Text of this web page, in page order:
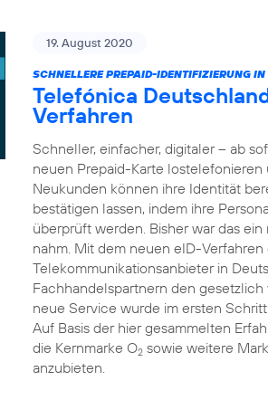
19. August 2020
SCHNELLERE PREPAID-IDENTIFIZIERUNG
Telefónica
Verfahren
Schneller, einfacher, digitaler – ab
neuen Prepaid-Karte
Neukunden können ihre Identität
bestätigen lassen, indem ihre
überprüft werden. Bisher war das
nahm. Mit dem neuen eID-
Telekommunikationsanbieter in
Fachhandelspartnern den
neue Service wurde im ersten
Auf Basis der hier gesammelten
die Kernmarke O2 sowie weitere
anzubieten.